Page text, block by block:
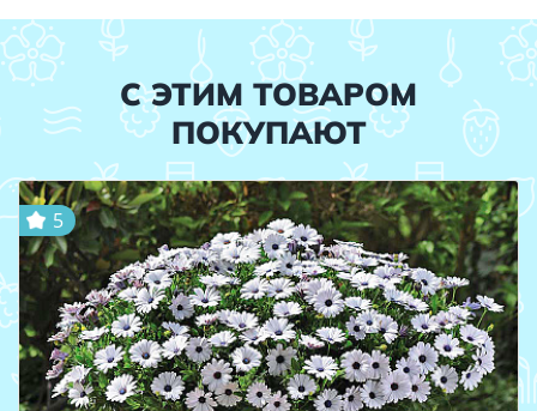
С ЭТИМ ТОВАРОМ
ПОКУПАЮТ
5